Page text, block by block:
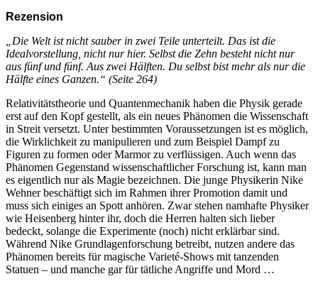
Rezension
„Die Welt ist nicht sauber in zwei Teile unterteilt. Das ist die
Idealvorstellung, nicht nur hier. Selbst die Zehn besteht nicht nur
aus fünf und fünf. Aus zwei Hälften. Du selbst bist mehr als nur die
Hälfte eines Ganzen.“ (Seite 264)
Relativitätstheorie und Quantenmechanik haben die Physik gerade
erst auf den Kopf gestellt, als ein neues Phänomen die Wissenschaft
in Streit versetzt. Unter bestimmten Voraussetzungen ist es möglich,
die Wirklichkeit zu manipulieren und zum Beispiel Dampf zu
Figuren zu formen oder Marmor zu verflüssigen. Auch wenn das
Phänomen Gegenstand wissenschaftlicher Forschung ist, kann man
es eigentlich nur als Magie bezeichnen. Die junge Physikerin Nike
Wehner beschäftigt sich im Rahmen ihrer Promotion damit und
muss sich einiges an Spott anhören. Zwar stehen namhafte Physiker
wie Heisenberg hinter ihr, doch die Herren halten sich lieber
bedeckt, solange die Experimente (noch) nicht erklärbar sind.
Während Nike Grundlagenforschung betreibt, nutzen andere das
Phänomen bereits für magische Varieté-Shows mit tanzenden
Statuen – und manche gar für tätliche Angriffe und Mord …